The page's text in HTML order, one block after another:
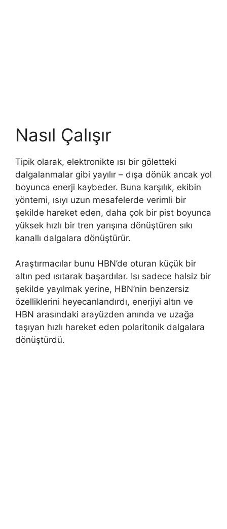
Nasıl Çalışır
Tipik olarak, elektronikte ısı bir göletteki
dalgalanmalar gibi yayılır – dışa dönük ancak yol
boyunca enerji kaybeder. Buna karşılık, ekibin
yöntemi, ısıyı uzun mesafelerde verimli bir
şekilde hareket eden, daha çok bir pist boyunca
yüksek hızlı bir tren yarışına dönüştüren sıkı
kanallı dalgalara dönüştürür.
Araştırmacılar bunu HBN’de oturan küçük bir
altın ped ısıtarak başardılar. Isı sadece halsiz bir
şekilde yayılmak yerine, HBN’nin benzersiz
özelliklerini heyecanlandırdı, enerjiyi altın ve
HBN arasındaki arayüzden anında ve uzağa
taşıyan hızlı hareket eden polaritonik dalgalara
dönüştürdü.